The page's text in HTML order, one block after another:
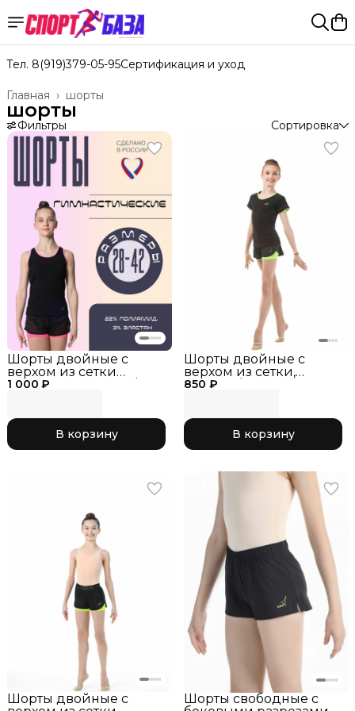
Тел. 8(919)379-05-95Сертификация и уход
шорты
Главная ›
шорты
Фильтры Сортировка
1 000 ₽
Шорты двойные с
верхом из сетки
RG768.0-11 чёрный/
В корзину
850 ₽
Шорты двойные с
верхом из сетки,
черный/лайм_RG768.0-
В корзину
Шорты двойные с
Шорты свободные с